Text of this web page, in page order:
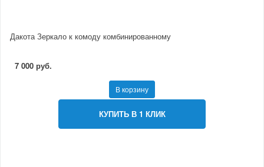
Дакота Зеркало к комоду комбинированному
7 000 руб.
В корзину
КУПИТЬ В 1 КЛИК